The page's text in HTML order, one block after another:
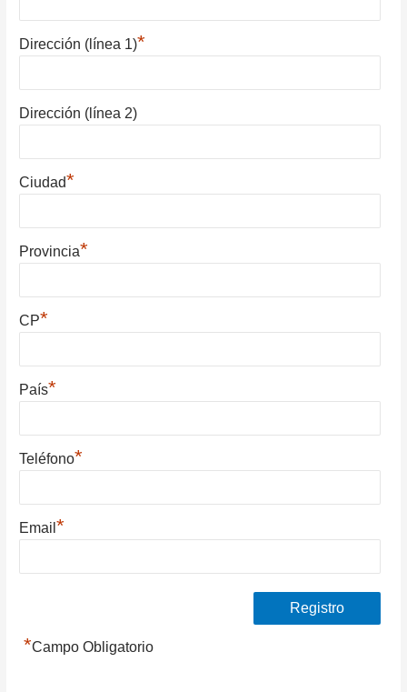
Dirección (línea 1)*
Dirección (línea 2)
Ciudad*
Provincia*
CP*
País*
Teléfono*
Email*
*Campo Obligatorio